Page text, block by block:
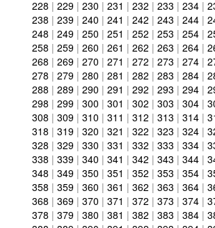
228 | 229 | 230 | 231 | 232 | 233 | 234 |
238 | 239 | 240 | 241 | 242 | 243 | 244 |
248 | 249 | 250 | 251 | 252 | 253 | 254 |
258 | 259 | 260 | 261 | 262 | 263 | 264 |
268 | 269 | 270 | 271 | 272 | 273 | 274 |
278 | 279 | 280 | 281 | 282 | 283 | 284 |
288 | 289 | 290 | 291 | 292 | 293 | 294 |
298 | 299 | 300 | 301 | 302 | 303 | 304 |
308 | 309 | 310 | 311 | 312 | 313 | 314 |
318 | 319 | 320 | 321 | 322 | 323 | 324 |
328 | 329 | 330 | 331 | 332 | 333 | 334 |
338 | 339 | 340 | 341 | 342 | 343 | 344 |
348 | 349 | 350 | 351 | 352 | 353 | 354 |
358 | 359 | 360 | 361 | 362 | 363 | 364 |
368 | 369 | 370 | 371 | 372 | 373 | 374 |
378 | 379 | 380 | 381 | 382 | 383 | 384 |